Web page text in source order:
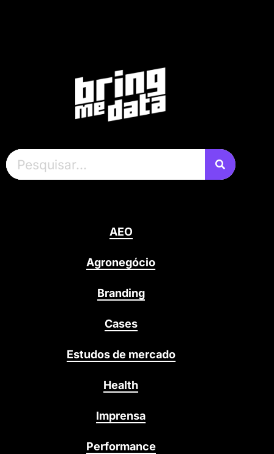
AEO
Agronegócio
Branding
Cases
Estudos de mercado
Health
Imprensa
Performance